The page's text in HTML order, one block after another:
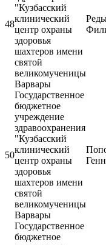
48
"Кузбасский
клинический
центр охраны
здоровья
шахтеров имени
святой
великомученицы
Варвары
50
Государственное
бюджетное
учреждение
здравоохранения
"Кузбасский
клинический
центр охраны
здоровья
шахтеров имени
святой
великомученицы
Варвары
Государственное
бюджетное